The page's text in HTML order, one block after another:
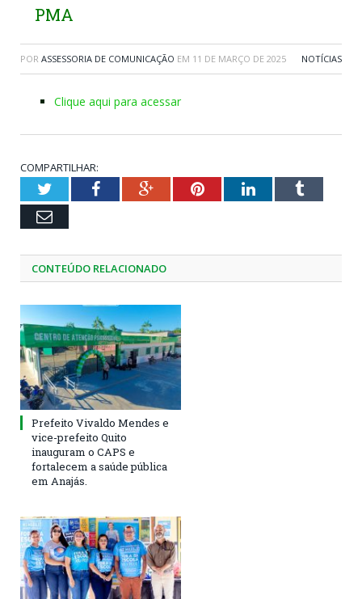
PMA
POR ASSESSORIA DE COMUNICAÇÃO EM 11 DE MARÇO DE 2025 NOTÍCIAS
Clique aqui para acessar
COMPARTILHAR:
TwitterFacebookGoogle+PinterestLinkedInTumblr
Email
CONTEÚDO RELACIONADO
Prefeito Vivaldo Mendes e
vice-prefeito Quito
inauguram o CAPS e
fortalecem a saúde pública
em Anajás.